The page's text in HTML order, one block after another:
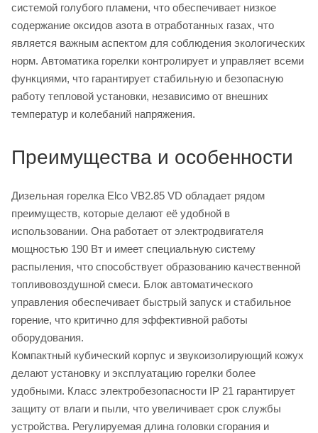
системой голубого пламени, что обеспечивает низкое
содержание оксидов азота в отработанных газах, что
является важным аспектом для соблюдения экологических
норм. Автоматика горелки контролирует и управляет всеми
функциями, что гарантирует стабильную и безопасную
работу тепловой установки, независимо от внешних
температур и колебаний напряжения.
Преимущества и особенности
Дизельная горелка Elco VB2.85 VD обладает рядом
преимуществ, которые делают её удобной в
использовании. Она работает от электродвигателя
мощностью 190 Вт и имеет специальную систему
распыления, что способствует образованию качественной
топливовоздушной смеси. Блок автоматического
управления обеспечивает быстрый запуск и стабильное
горение, что критично для эффективной работы
оборудования.
Компактный кубический корпус и звукоизолирующий кожух
делают установку и эксплуатацию горелки более
удобными. Класс электробезопасности IP 21 гарантирует
защиту от влаги и пыли, что увеличивает срок службы
устройства. Регулируемая длина головки сгорания и